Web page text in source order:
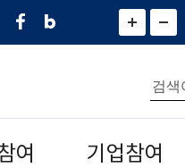
페
네
그
)
화
면
면
소
통
합
검
색
여 기업참여